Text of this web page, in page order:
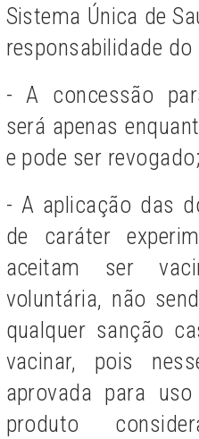
Sistema Única de
responsabilidade
- A concessão
será apenas
e pode ser revogado;
- A aplicação das
de caráter
aceitam ser
voluntária, não
qualquer sanção
vacinar, pois
aprovada para
produto